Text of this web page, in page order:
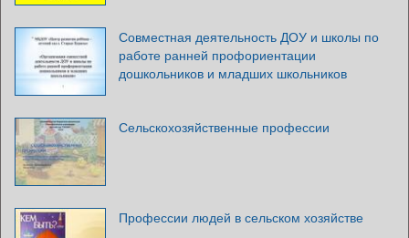
Совместная деятельность ДОУ и школы по
работе ранней профориентации
дошкольников и младших школьников
Сельскохозяйственные профессии
Профессии людей в сельском хозяйстве